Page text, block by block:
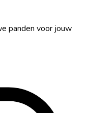
panden voor jouw